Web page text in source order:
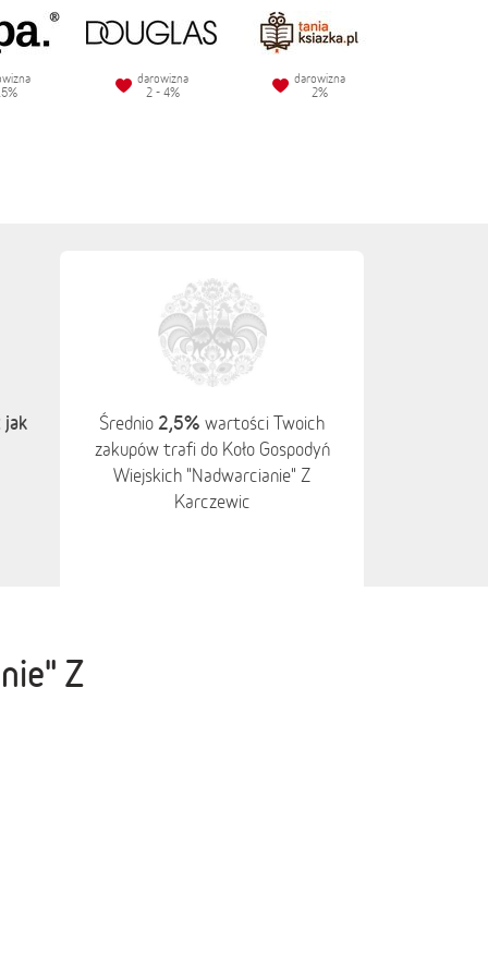
darowizna
2 - 4%
darowizna
2%
jak Średnio 2,5% wartości Twoich
zakupów trafi do Koło Gospodyń
Wiejskich "Nadwarcianie" Z
Karczewic
Z